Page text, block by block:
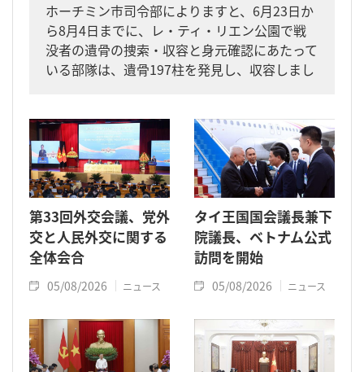
ホーチミン市司令部によりますと、6月23日か
ら8月4日までに、レ・ティ・リエン公園で戦
没者の遺骨の捜索・収容と身元確認にあたって
いる部隊は、遺骨197柱を発見し、収容しまし
第33回外交会議、党外
交と人民外交に関する
全体会合
05/08/2026 ニュース
タイ王国国会議長兼下
院議長、ベトナム公式
訪問を開始
05/08/2026 ニュース